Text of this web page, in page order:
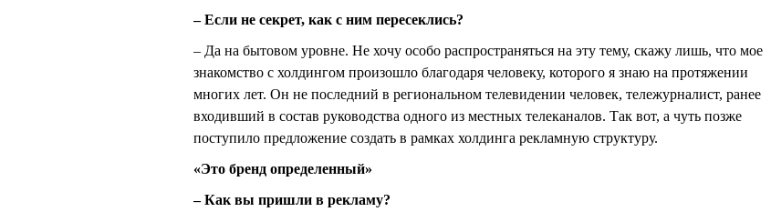
– Если не секрет, как с ним пересеклись?
– Да на бытовом уровне. Не хочу особо распространяться на эту тему, скажу лишь, что мое
знакомство с холдингом произошло благодаря человеку, которого я знаю на протяжении
многих лет. Он не последний в региональном телевидении человек, тележурналист, ранее
входивший в состав руководства одного из местных телеканалов. Так вот, а чуть позже
поступило предложение создать в рамках холдинга рекламную структуру.
«Это бренд определенный»
– Как вы пришли в рекламу?